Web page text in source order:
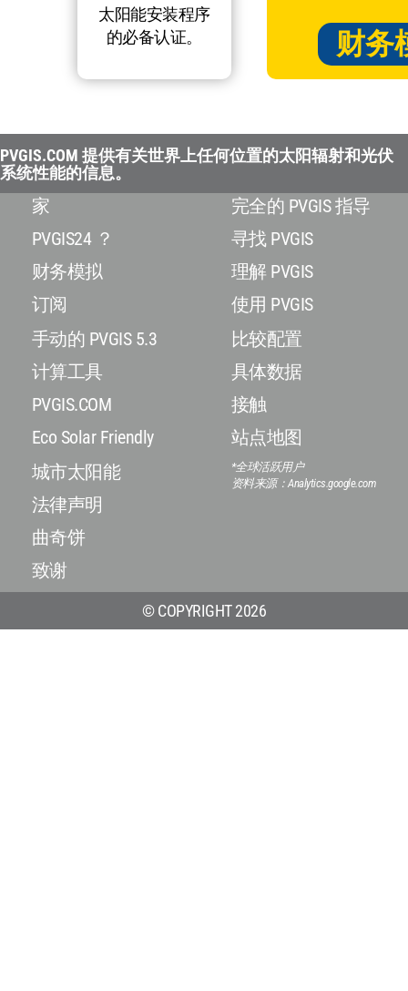
太阳能安装程序
的必备认证。
财务
PVGIS.COM 提供有关世界上任何位置的太阳辐射和光伏
系统性能的信息。
家
PVGIS24 ？
财务模拟
订阅
手动的 PVGIS 5.3
计算工具
PVGIS.COM
Eco Solar Friendly
城市太阳能
法律声明
曲奇饼
致谢
完全的 PVGIS 指导
寻找 PVGIS
理解 PVGIS
使用 PVGIS
比较配置
具体数据
接触
站点地图
*全球活跃用户
资料来源：Analytics.google.com
© COPYRIGHT 2026